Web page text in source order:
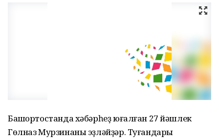
Башҡортостанда хәбәрһеҙ юғалған 27 йәшлек
Гөлназ Мурзинаны эҙләйҙәр. Туғандары